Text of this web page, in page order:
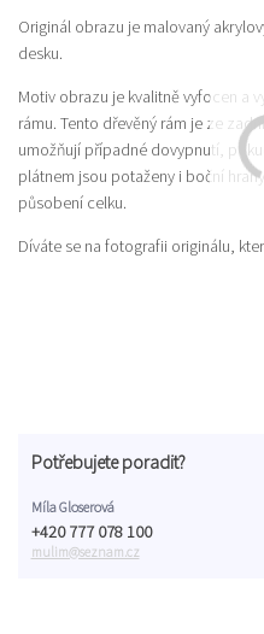
Originál obrazu je malovaný
desku.
Motiv obrazu je kvalitně vyfocen a
rámu. Tento dřevěný rám je ze
umožňují případné dovypnutí,
plátnem jsou potaženy i boční
působení celku.
Díváte se na fotografii originálu,
Potřebujete poradit?
Míla Gloserová
+420 777 078 100
mulim@seznam.cz